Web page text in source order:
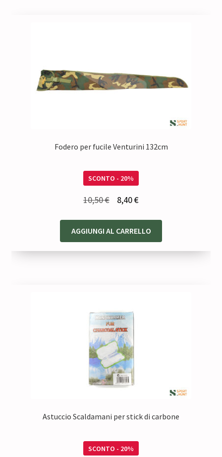
Fodero per fucile Venturini 132cm
SCONTO - 20%
10,50€
originale
era:
8,40€Il
attuale
è:
AGGIUNGI AL CARRELLO
Astuccio Scaldamani per stick di carbone
SCONTO - 20%